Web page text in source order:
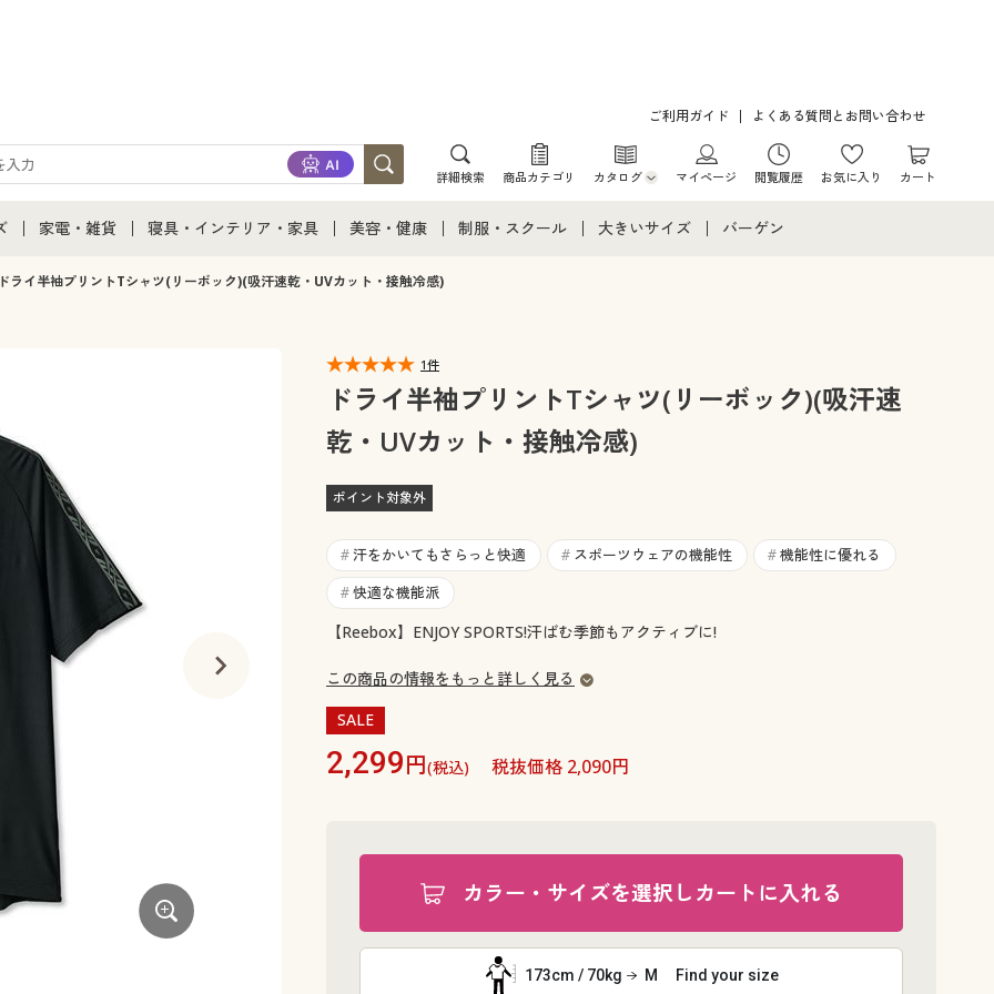
ご利用ガイド よくある質問とお問い合わせ
詳細検索 商品カテゴリ カタログ
カタログ・チラシからのご注文
マイページ 閲覧履歴 お気に入り カート
通販すべて
家電・雑貨
家電・雑貨すべて
寝具・インテリア・家具
寝具・インテリア・家具通販すべて
カーテン・ラグ・ファブリック
美容・健康
美容・健康通販すべて
制服・スクール
ジュニア・ティーンズ下着
大きいサイズ
大きいサイズ レディース下着
大きいサイズ メンズ
バーゲン
ライ半袖プリントTシャツ(リーボック)(吸汗速乾・UVカット・接触冷感)
1件
ドライ半袖プリントTシャツ(リーボック)(吸汗速
乾・UVカット・接触冷感)
ポイント対象外
# 汗をかいてもさらっと快適 # スポーツウェアの機能性 # 機能性に優れる
# 快適な機能派
【Reebox】ENJOY SPORTS!汗ばむ季節もアクティブに!
この商品の情報をもっと詳しく見る
SALE
2,299円(税込) 税抜価格 2,090円
カラー・サイズを選択しカートに入れる
173cm / 70kg M Find your size